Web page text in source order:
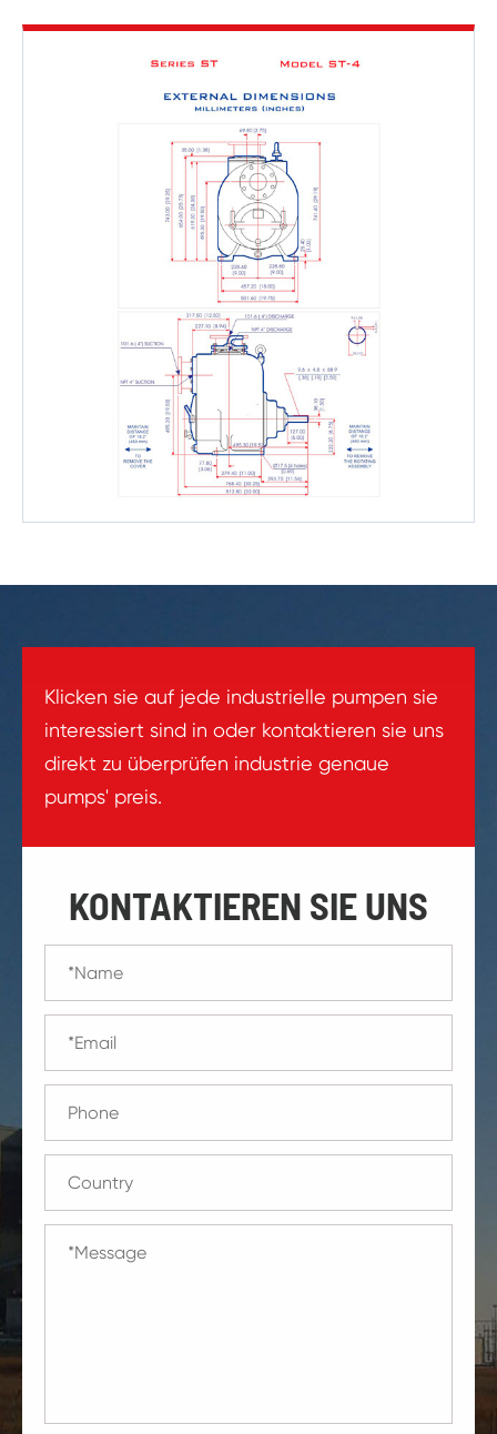
Klicken sie auf jede industrielle pumpen sie
interessiert sind in oder kontaktieren sie uns
direkt zu überprüfen industrie genaue
pumps' preis.
KONTAKTIEREN SIE UNS